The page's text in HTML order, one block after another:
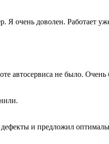
очень доволен. Работает
автосервиса не было. Очень
и предложил